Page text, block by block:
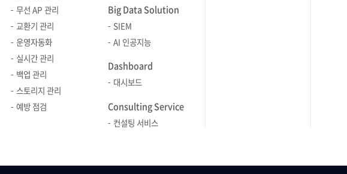
무선 AP 관리
교환기 관리
운영자동화
실시간 관리
백업 관리
스토리지 관리
예방 점검
Big Data Solution
SIEM
AI 인공지능
Dashboard
대시보드
Consulting Service
컨설팅 서비스